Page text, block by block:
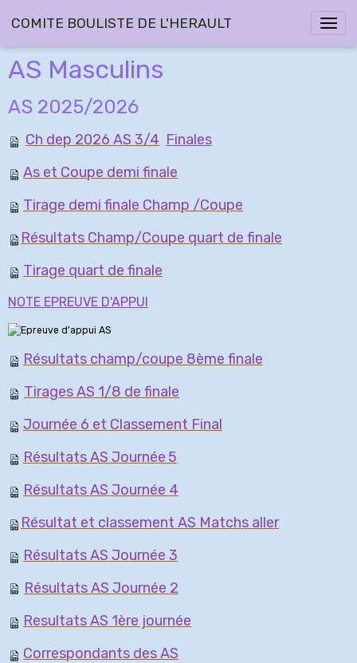
COMITE BOULISTE DE L'HERAULT
AS Masculins
AS 2025/2026
Ch dep 2026 AS 3/4 Finales
As et Coupe demi finale
Tirage demi finale Champ /Coupe
Résultats Champ/Coupe quart de finale
Tirage quart de finale
NOTE EPREUVE D'APPUI
Résultats champ/coupe 8ème finale
Tirages AS 1/8 de finale
Journée 6 et Classement Final
Résultats AS Journée 5
Résultats AS Journée 4
Résultat et classement AS Matchs aller
Résultats AS Journée 3
Résultats AS Journée 2
Resultats AS 1ère journée
Correspondants des AS